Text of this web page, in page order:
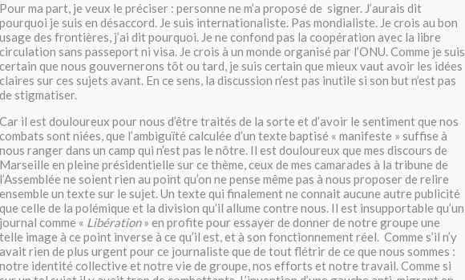
Pour ma part, je veux le préciser : personne ne m’a proposé de signer. J’aurais dit
pourquoi je suis en désaccord. Je suis internationaliste. Pas mondialiste. Je crois au bon
usage des frontières, j’ai dit pourquoi. Je ne confond pas la coopération avec la libre
circulation sans passeport ni visa. Je crois à un monde organisé par l’ONU. Comme je suis
certain que nous gouvernerons tôt ou tard, je suis certain que mieux vaut avoir les idées
claires sur ces sujets avant. En ce sens, la discussion n’est pas inutile si son but n’est pas
de stigmatiser.
Car il est douloureux pour nous d’être traités de la sorte et d’avoir le sentiment que nos
combats sont niées, que l’ambiguïté calculée d’un texte baptisé « manifeste » suffise à
nous ranger dans un camp qui n’est pas le nôtre. Il est douloureux que mes discours de
Marseille en pleine présidentielle sur ce thème, ceux de mes camarades à la tribune de
l’Assemblée ne soient rien au point qu’on ne pense même pas à nous proposer de relire
ensemble un texte sur le sujet. Un texte qui finalement ne connait aucune autre publicité
que celle de la polémique et la division qu’il allume contre nous. Il est insupportable qu’un
journal comme « Libération» en profite pour essayer de donner de notre groupe une
telle image à ce point inverse à ce qu’il est, et à son fonctionnement réel. Comme s’il n’y
avait rien de plus urgent pour ce journaliste que de tout flétrir de ce que nous sommes :
notre identité collective et notre vie de groupe, nos efforts et notre travail. Comme si